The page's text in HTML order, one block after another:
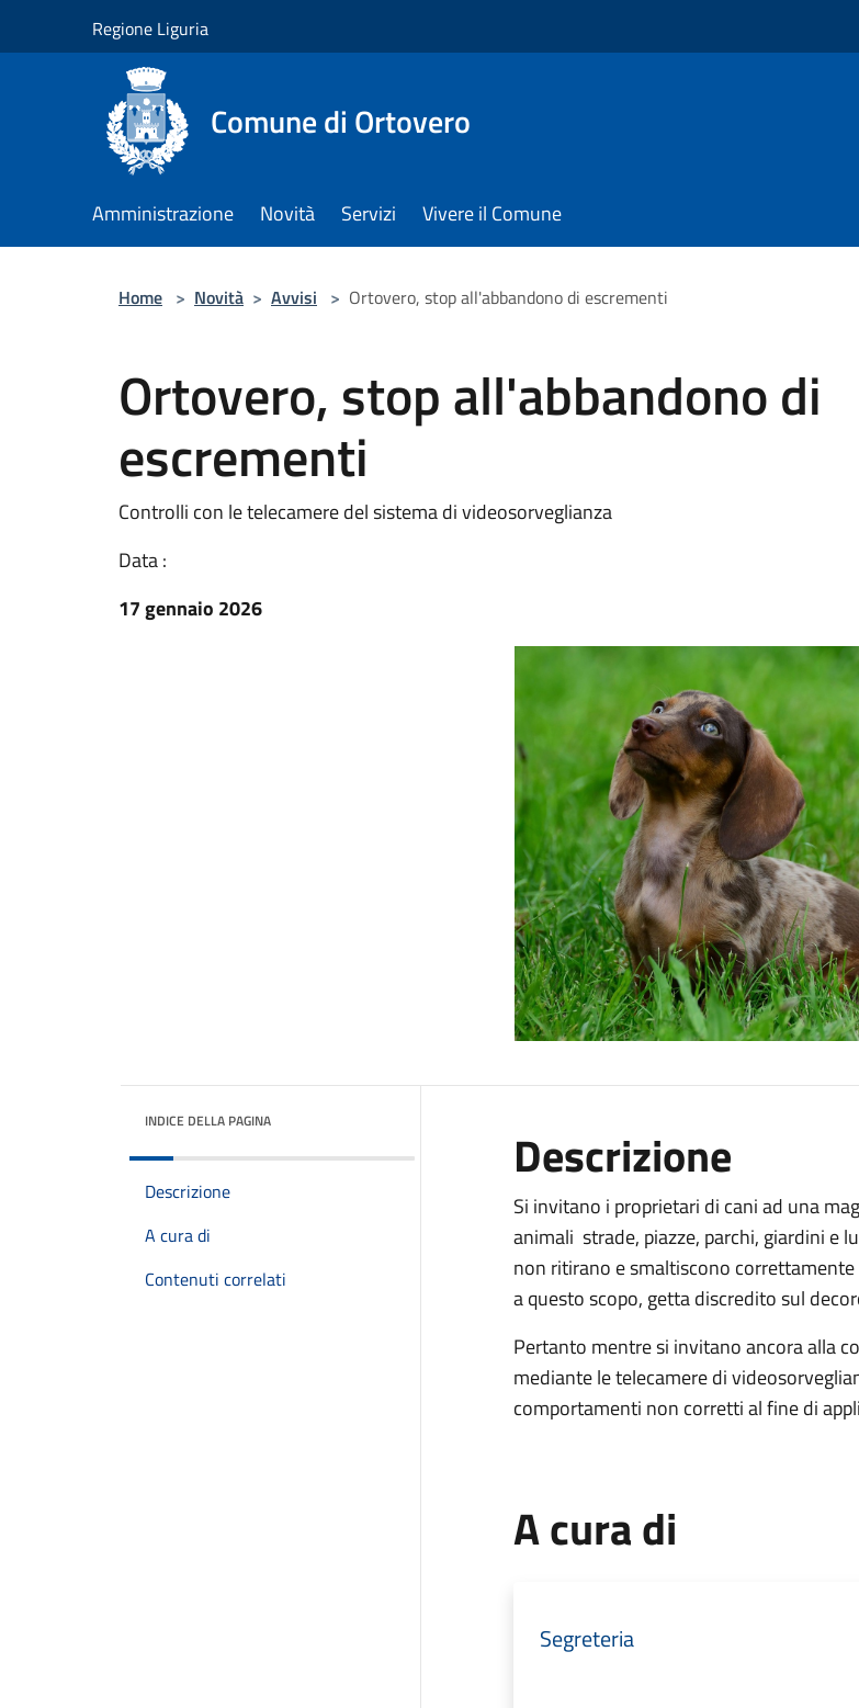
Regione Liguria
Comune di Ortovero
Amministrazione Novità Servizi Vivere il Comune
Home > Novità > Avvisi > Ortovero, stop all'abbandono di escrementi
Ortovero, stop all'abbandono di
escrementi
Controlli con le telecamere del sistema di videosorveglianza
Data :
17 gennaio 2026
INDICE DELLA PAGINA
Descrizione
A cura di
Contenuti correlati
Descrizione
Si invitano i proprietari di cani ad una
animali strade, piazze, parchi, giardini e
non ritirano e smaltiscono
a questo scopo, getta discredito sul
Pertanto mentre si invitano ancora alla
mediante le telecamere di
comportamenti non corretti al fine di
A cura di
Segreteria